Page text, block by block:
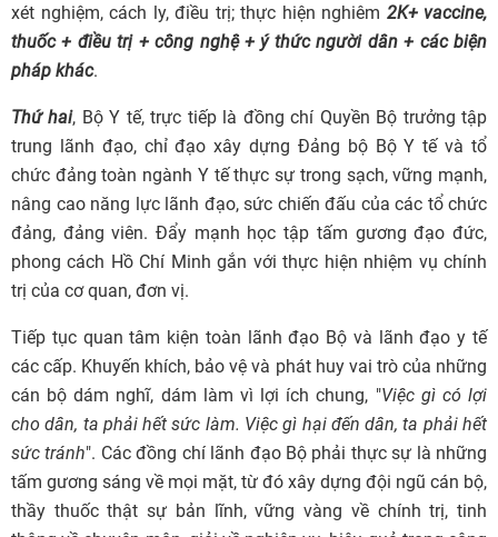
xét nghiệm, cách ly, điều trị; thực hiện nghiêm 2K+ vaccine,
thuốc + điều trị + công nghệ + ý thức người dân + các biện
pháp khác.
Thứ hai, Bộ Y tế, trực tiếp là đồng chí Quyền Bộ trưởng tập
trung lãnh đạo, chỉ đạo xây dựng Đảng bộ Bộ Y tế và tổ
chức đảng toàn ngành Y tế thực sự trong sạch, vững mạnh,
nâng cao năng lực lãnh đạo, sức chiến đấu của các tổ chức
đảng, đảng viên. Đẩy mạnh học tập tấm gương đạo đức,
phong cách Hồ Chí Minh gắn với thực hiện nhiệm vụ chính
trị của cơ quan, đơn vị.
Tiếp tục quan tâm kiện toàn lãnh đạo Bộ và lãnh đạo y tế
các cấp. Khuyến khích, bảo vệ và phát huy vai trò của những
cán bộ dám nghĩ, dám làm vì lợi ích chung, "Việc gì có lợi
cho dân, ta phải hết sức làm. Việc gì hại đến dân, ta phải hết
sức tránh". Các đồng chí lãnh đạo Bộ phải thực sự là những
tấm gương sáng về mọi mặt, từ đó xây dựng đội ngũ cán bộ,
thầy thuốc thật sự bản lĩnh, vững vàng về chính trị, tinh